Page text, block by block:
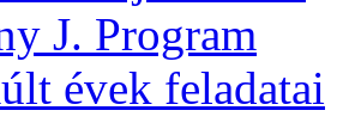
J. Program
évek feladatai